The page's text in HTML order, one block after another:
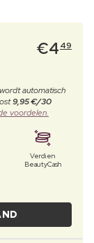
€4 49
automatisch
9,95 €/30
voordelen.
Verdien
BeautyCash